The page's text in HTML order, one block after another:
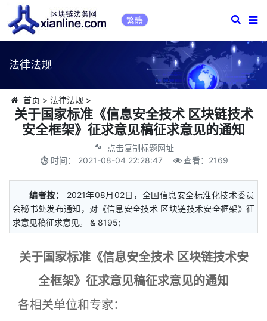
繁體
法律法规
首页 > 法律法规 >
关于国家标准《信息安全技术 区块链技术
安全框架》征求意见稿征求意见的通知
点击复制标题网址
时间： 2021-08-04 22:28:47 查看： 2169
编者按：
2021年08月02日，全国信息安全标准化技术委员
会秘书处发布通知，对《信息安全技术 区块链技术安全框架》征
求意见稿征求意见。 & 8195;
关于国家标准《信息安全技术 区块链技术安
全框架》征求意见稿征求意见的通知
各相关单位和专家：